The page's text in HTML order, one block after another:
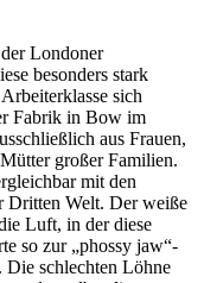
Londoner
besonders stark
sich
Fabrik in Bow im
aus Frauen,
großer Familien.
mit den
Dritten Welt. Der weiße
Luft, in der diese
so zur „phossy jaw“-
schlechten Löhne